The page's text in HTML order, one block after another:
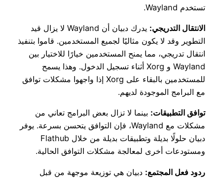
تستخدم Wayland.
الانتقال التدريجي:
يدرك دبيان أن Wayland لا يزال قيد
التطوير وقد لا يكون مثاليًا لجميع المستخدمين. قاموا بتنفيذ
انتقال تدريجي، مما يمنح المستخدمين خيارًا للاختيار بين
Wayland و Xorg أثناء تسجيل الدخول. وهذا يسمح
للمستخدمين بالبقاء على Xorg إذا واجهوا مشكلات توافق
مع البرامج الموجودة لديهم.
توافق التطبيقات: بينما لا تزال بعض البرامج تعاني من
مشكلات مع Wayland، فإن التوافق يتحسن بسرعة. يوفر
دبيان حلولًا بديلة وتطبيقات بديلة من خلال Flathub
ومستودعات أخرى لمعالجة مشكلات التوافق الحالية.
ردود فعل المجتمع: دبيان هي توزيعة موجهة من قبل